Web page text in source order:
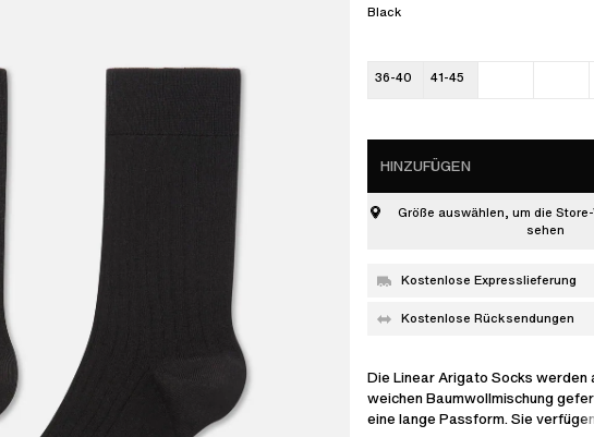
Black
36-40 41-45
HINZUFÜGEN
Größe auswählen, um die
sehen
Kostenlose Expresslieferung
Kostenlose Rücksendungen
Die Linear Arigato Socks werden
weichen Baumwollmischung
eine lange Passform. Sie